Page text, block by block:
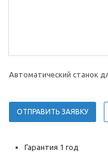
Автоматический станок
ОТПРАВИТЬ ЗАЯВКУ
Гарантия 1 год